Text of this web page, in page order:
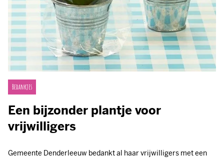
Bedankjes
Een bijzonder plantje voor
vrijwilligers
Gemeente Denderleeuw bedankt al haar vrijwilligers met een